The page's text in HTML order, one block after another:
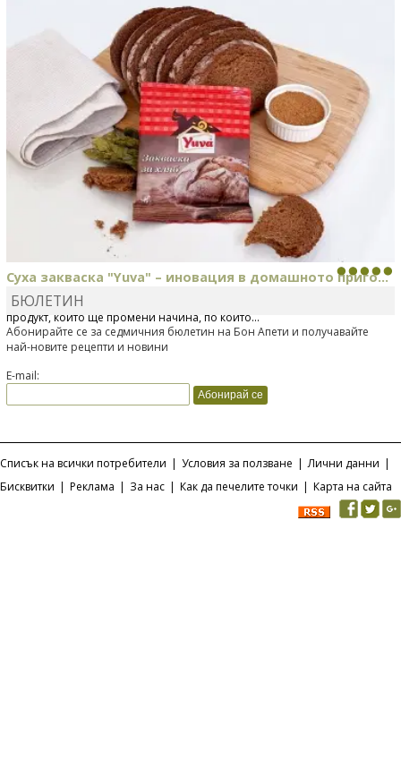
Суха закваска "Yuva" – иновация в домашното приго...
Отскоро Лесафр България стартира предлагането на изцяло нов
продукт, който ще промени начина, по който...
БЮЛЕТИН
Абонирайте се за седмичния бюлетин на Бон Апети и получавайте
най-новите рецепти и новини
E-mail:
Списък на всички потребители | Условия за ползване | Лични данни |
Бисквитки | Реклама | За нас | Как да печелите точки | Карта на сайта